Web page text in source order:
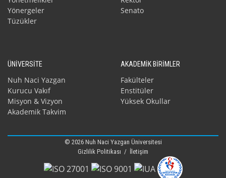
Yönergeler
Tüzükler
Senato
ÜNİVERSİTE
Nuh Naci Yazgan
Kurucu Vakıf
Misyon & Vizyon
Akademik Takvim
AKADEMİK BİRİMLER
Fakülteler
Enstitüler
Yüksek Okullar
© 2026 Nuh Naci Yazgan Üniversitesi
Gizlilik Politikası / İletişim